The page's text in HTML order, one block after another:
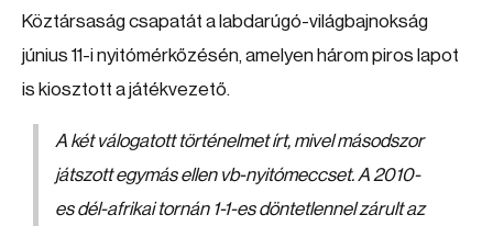
Köztársaság csapatát a labdarúgó-világbajnokság
június 11-i nyitómérkőzésén, amelyen három piros lapot
is kiosztott a játékvezető.
A két válogatott történelmet írt, mivel másodszor
játszott egymás ellen vb-nyitómeccset. A 2010-
es dél-afrikai tornán 1-1-es döntetlennel zárult az